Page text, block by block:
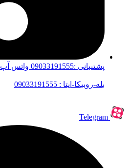
پشتیبانی :09033191555 واتس آپ
بله-روبیکا-ایتا : 09033191555
Telegram